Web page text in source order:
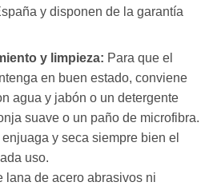
y disponen de la garantía
y limpieza: Para que el
en buen estado, conviene
agua y jabón o un detergente
suave o un paño de microfibra.
y seca siempre bien el
uso.
lana de acero abrasivos ni